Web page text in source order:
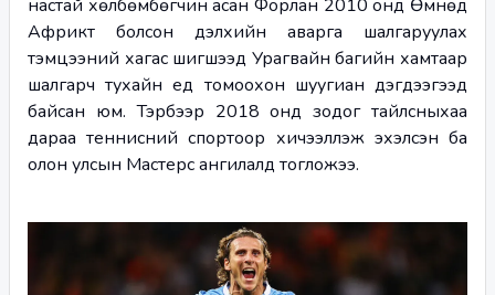
настай хөлбөмбөгчин асан Форлан 2010 онд Өмнөд
Африкт болсон дэлхийн аварга шалгаруулах
тэмцээний хагас шигшээд Урагвайн багийн хамтаар
шалгарч тухайн үед томоохон шуугиан дэгдээгээд
байсан юм. Тэрбээр 2018 онд зодог тайлсныхаа
дараа теннисний спортоор хичээллэж эхэлсэн ба
олон улсын Мастерс ангилалд тогложээ.